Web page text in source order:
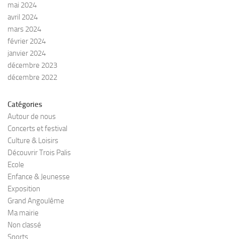
mai 2024
avril 2024
mars 2024
février 2024
janvier 2024
décembre 2023
décembre 2022
Catégories
Autour de nous
Concerts et festival
Culture & Loisirs
Découvrir Trois Palis
Ecole
Enfance & Jeunesse
Exposition
Grand Angoulême
Ma mairie
Non classé
Sports